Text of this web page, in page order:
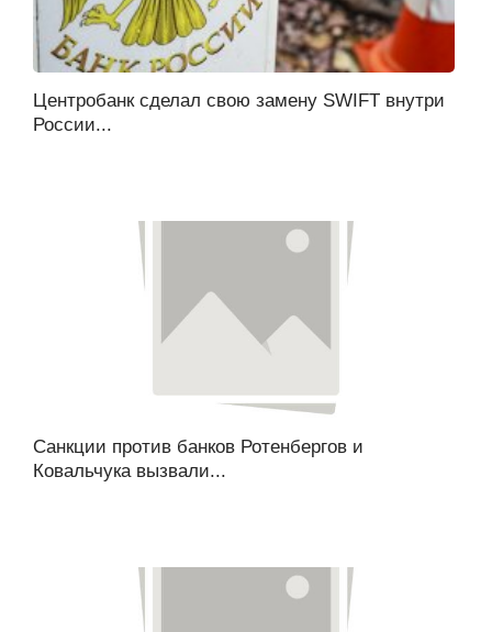
Центробанк сделал свою замену SWIFT внутри
России...
Санкции против банков Ротенбергов и
Ковальчука вызвали...